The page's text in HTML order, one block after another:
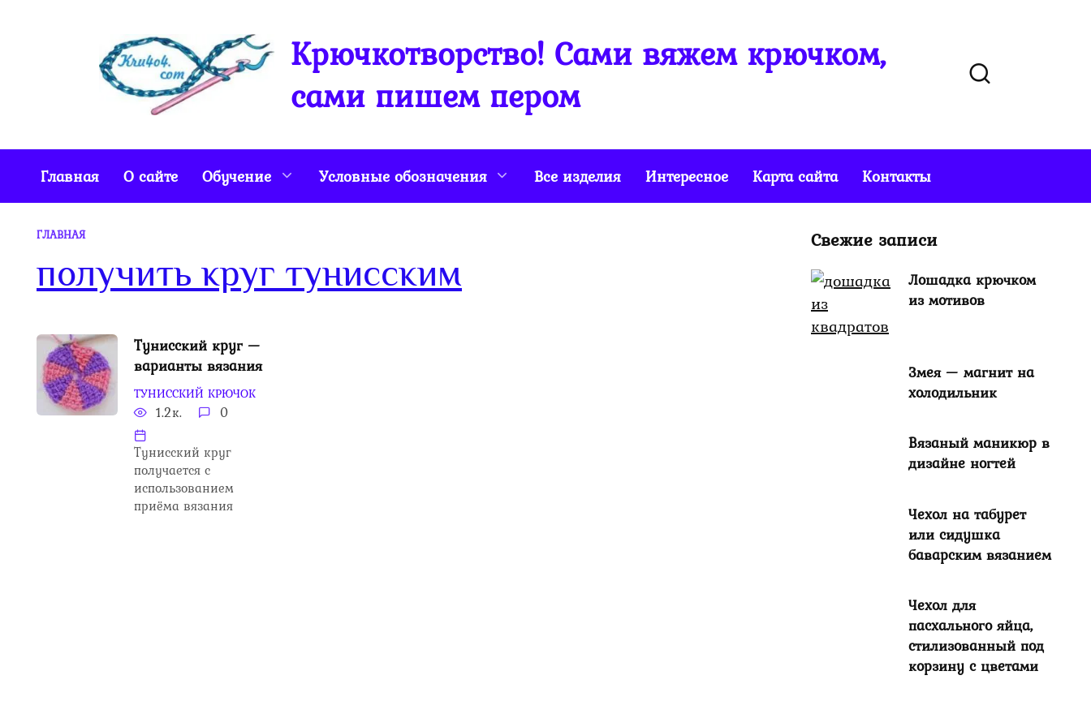
Крючкотворство! Сами вяжем крючком,
сами пишем пером
Главная О сайте Обучение Условные обозначения Все изделия Интересное Карта сайта Контакты
ГЛАВНАЯ
получить круг тунисским
Тунисский круг —
варианты вязания
ТУНИССКИЙ КРЮЧОК
1.2к. 0
Тунисский круг
получается с
использованием
приёма вязания
Свежие записи
Лошадка крючком
из мотивов
Змея — магнит на
холодильник
Вязаный маникюр в
дизайне ногтей
Чехол на табурет
или сидушка
баварским вязанием
Чехол для
пасхального яйца,
стилизованный под
корзину с цветами